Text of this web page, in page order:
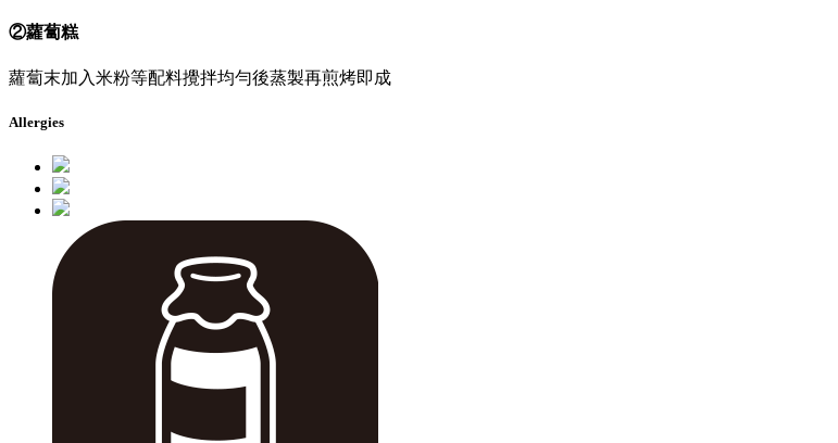
②蘿蔔糕
蘿蔔末加入米粉等配料攪拌均勻後蒸製再煎烤即成
Allergies